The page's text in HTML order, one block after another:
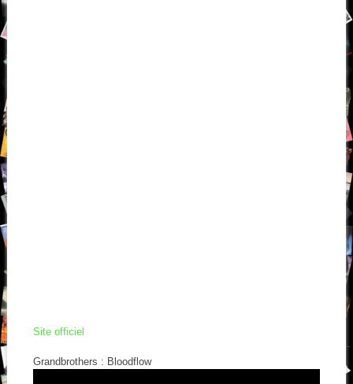
Site officiel
Grandbrothers : Bloodflow